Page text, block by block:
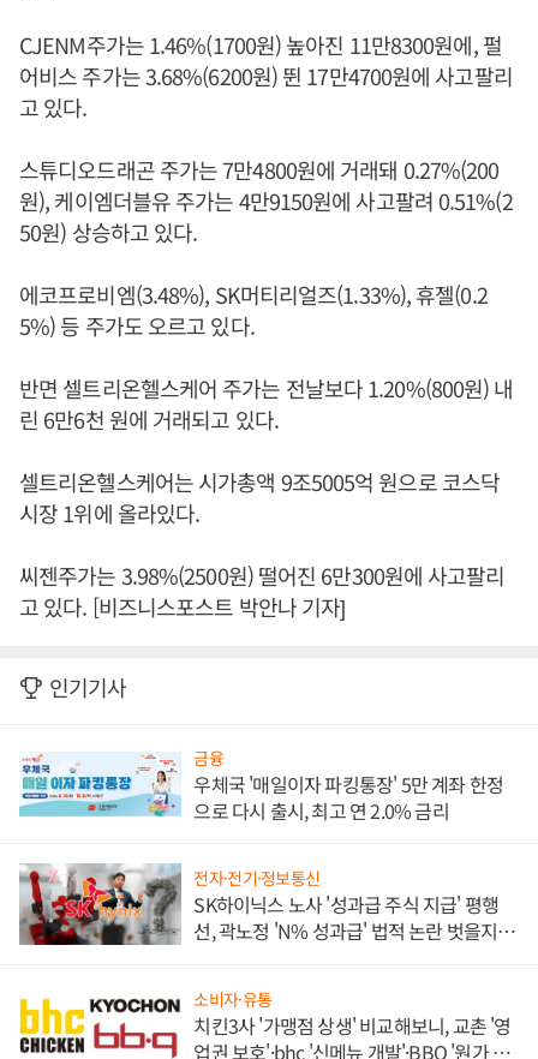
CJENM주가는 1.46%(1700원) 높아진 11만8300원에, 펄
어비스 주가는 3.68%(6200원) 뛴 17만4700원에 사고팔리
고 있다.
스튜디오드래곤 주가는 7만4800원에 거래돼 0.27%(200
원), 케이엠더블유 주가는 4만9150원에 사고팔려 0.51%(2
50원) 상승하고 있다.
에코프로비엠(3.48%), SK머티리얼즈(1.33%), 휴젤(0.2
5%) 등 주가도 오르고 있다.
반면 셀트리온헬스케어 주가는 전날보다 1.20%(800원) 내
린 6만6천 원에 거래되고 있다.
셀트리온헬스케어는 시가총액 9조5005억 원으로 코스닥
시장 1위에 올라있다.
씨젠주가는 3.98%(2500원) 떨어진 6만300원에 사고팔리
고 있다. [비즈니스포스트 박안나 기자]
인기기사
금융
우체국 '매일이자 파킹통장' 5만 계좌 한정
으로 다시 출시, 최고 연 2.0% 금리
전자·전기·정보통신
SK하이닉스 노사 '성과급 주식 지급' 평행
선, 곽노정 'N% 성과급' 법적 논란 벗을지 주
소비자·유통
치킨3사 '가맹점 상생' 비교해보니, 교촌 '영
업권 보호'·bhc '신메뉴 개발'·BBQ '원가 부